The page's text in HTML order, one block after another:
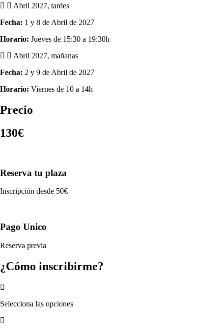
Abril 2027, tardes
Fecha: 1 y 8 de Abril de 2027
Horario: Jueves de 15:30 a 19:30h
Abril 2027, mañanas
Fecha: 2 y 9 de Abril de 2027
Horario: Viernes de 10 a 14h
Precio
130€
Reserva tu plaza
Inscripción desde 50€
Pago Unico
Reserva previa
¿Cómo inscribirme?
Selecciona las opciones